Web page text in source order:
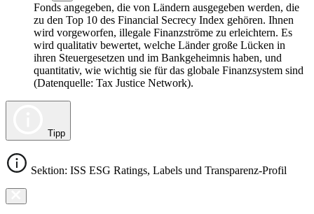
Fonds angegeben, die von Ländern ausgegeben werden, die
zu den Top 10 des Financial Secrecy Index gehören. Ihnen
wird vorgeworfen, illegale Finanzströme zu erleichtern. Es
wird qualitativ bewertet, welche Länder große Lücken in
ihren Steuergesetzen und im Bankgeheimnis haben, und
quantitativ, wie wichtig sie für das globale Finanzsystem sind
(Datenquelle: Tax Justice Network).
Tipp
Sektion: ISS ESG Ratings, Labels und Transparenz-Profil